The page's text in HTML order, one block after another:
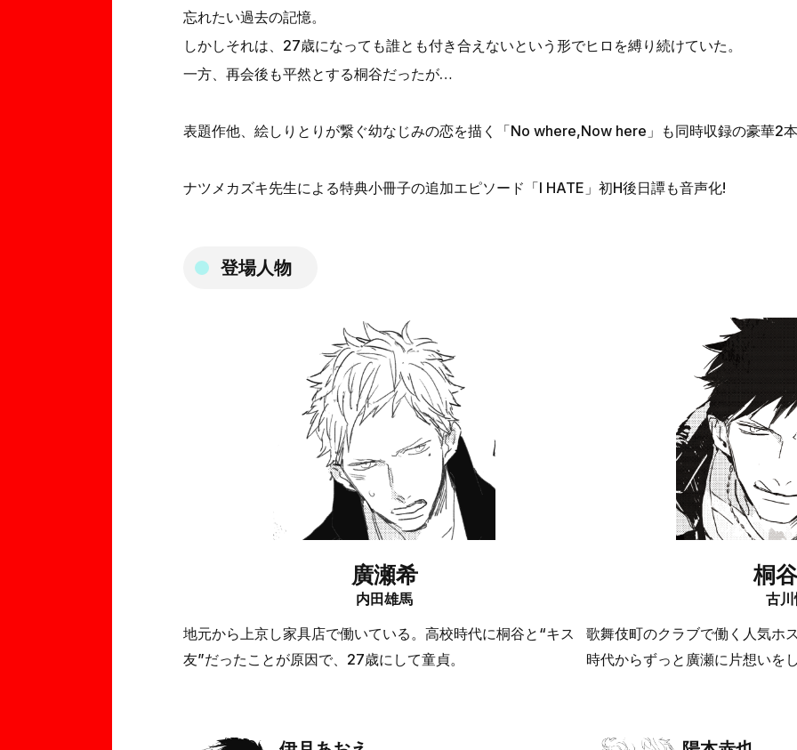
忘れたい過去の記憶。
しかしそれは、27歳になっても誰とも付き合えないという形でヒロを縛り続けていた。
一方、再会後も平然とする桐谷だったが…
表題作他、絵しりとりが繋ぐ幼なじみの恋を描く「No where,Now here」も同時収録の豪華2
ナツメカズキ先生による特典小冊子の追加エピソード「I HATE」初H後日譚も音声化!
登場人物
廣瀬希
内田雄馬
地元から上京し家具店で働いている。高校時代に桐谷と“キス
友”だったことが原因で、27歳にして童貞。
桐
古
歌舞伎町のクラブで働く人気ホ
時代からずっと廣瀬に片想いを